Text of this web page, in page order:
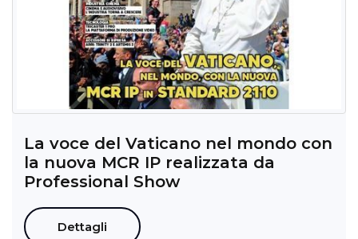
La voce del Vaticano nel mondo con
la nuova MCR IP realizzata da
Professional Show
Dettagli